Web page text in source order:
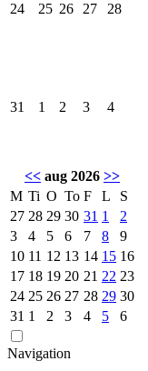
24 25 26 27 28
31 1 2 3 4
<< aug 2026 >>
M Ti O To F L
S
27 28 29 30 31 1
2
3
4 5 6 7 8
9
10 11 12 13 14 15 16
17 18 19 20 21 22 23
24 25 26 27 28 29 30
31 1 2 3 4 5 6
Navigation